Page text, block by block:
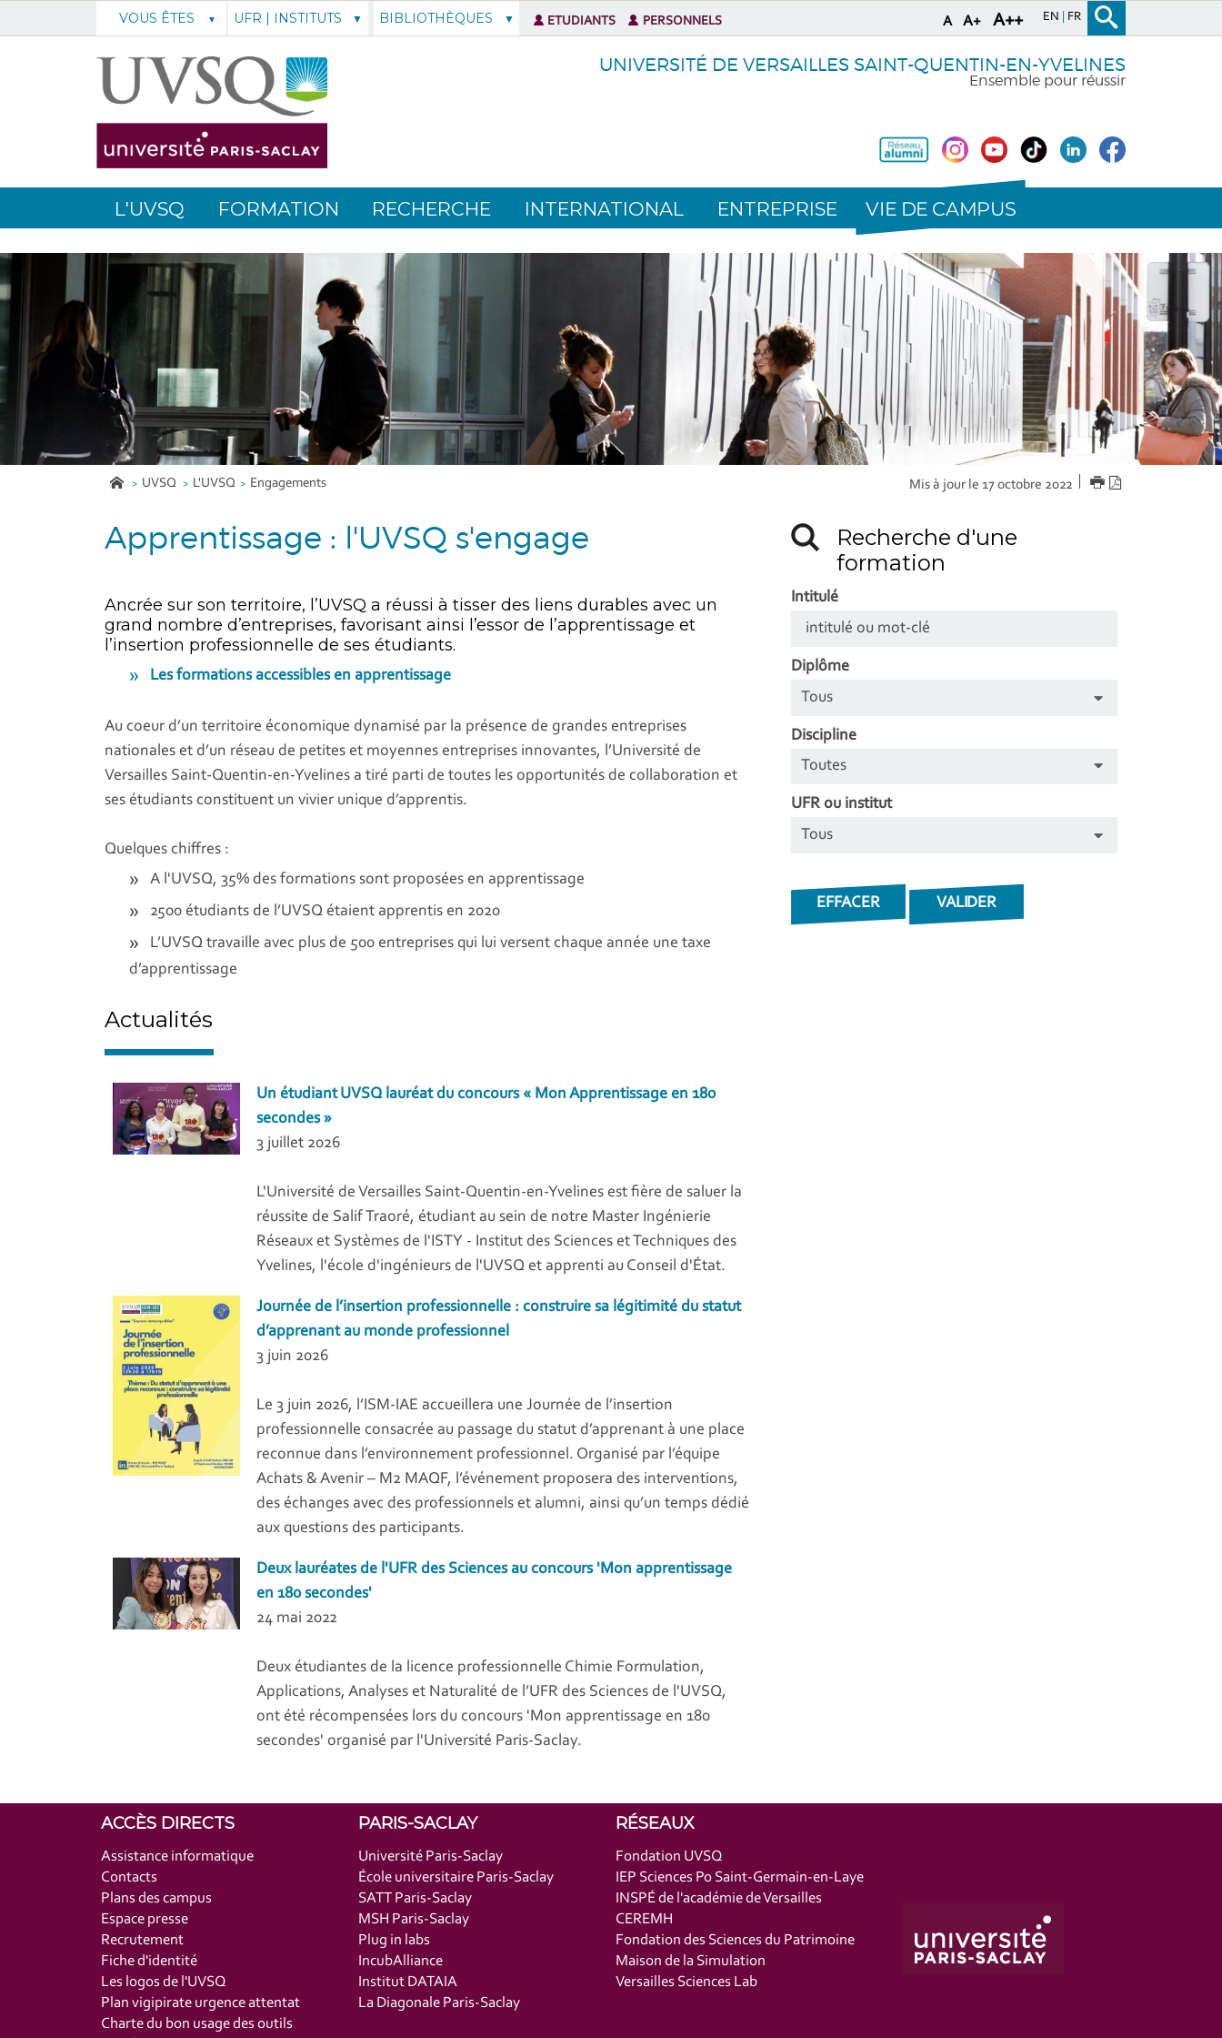
A A+ A++ EN FR
VOUS ÊTES
UNIVERSITÉ DE VERSAILLES SAINT-QUENTIN-EN-YVELINES
Ensemble pour réussir
L'UVSQ FORMATION RECHERCHE INTERNATIONAL ENTREPRISE VIE DE CAMPUS
UVSQ L'UVSQ Engagements Mis à jour le 17 octobre 2022 IMPRIMER
Apprentissage : l'UVSQ s'engage
Ancrée sur son territoire, l’UVSQ a réussi à tisser des liens durables avec un
grand nombre d’entreprises, favorisant ainsi l’essor de l’apprentissage et
l’insertion professionnelle de ses étudiants.
Les formations accessibles en apprentissage
Au coeur d’un territoire économique dynamisé par la présence de grandes entreprises
nationales et d’un réseau de petites et moyennes entreprises innovantes, l’Université de
Versailles Saint-Quentin-en-Yvelines a tiré parti de toutes les opportunités de collaboration et
ses étudiants constituent un vivier unique d’apprentis.
Quelques chiffres :
A l'UVSQ, 35% des formations sont proposées en apprentissage
2500 étudiants de l’UVSQ étaient apprentis en 2020
L’UVSQ travaille avec plus de 500 entreprises qui lui versent chaque année une taxe
d’apprentissage
Actualités
Un étudiant UVSQ lauréat du concours « Mon Apprentissage en 180
secondes »
3 juillet 2026
L'Université de Versailles Saint-Quentin-en-Yvelines est fière de saluer la
réussite de Salif Traoré, étudiant au sein de notre Master Ingénierie
Réseaux et Systèmes de l'ISTY - Institut des Sciences et Techniques des
Yvelines, l'école d'ingénieurs de l'UVSQ et apprenti au Conseil d'État.
Journée de l’insertion professionnelle : construire sa légitimité du statut
d’apprenant au monde professionnel
3 juin 2026
Le 3 juin 2026, l’ISM-IAE accueillera une Journée de l’insertion
professionnelle consacrée au passage du statut d’apprenant à une place
reconnue dans l’environnement professionnel. Organisé par l’équipe
Achats & Avenir – M2 MAQF, l’événement proposera des interventions,
des échanges avec des professionnels et alumni, ainsi qu’un temps dédié
aux questions des participants.
Deux lauréates de l'UFR des Sciences au concours 'Mon apprentissage
en 180 secondes'
24 mai 2022
Deux étudiantes de la licence professionnelle Chimie Formulation,
Applications, Analyses et Naturalité de l’UFR des Sciences de l'UVSQ,
ont été récompensées lors du concours 'Mon apprentissage en 180
secondes' organisé par l'Université Paris-Saclay.
Recherche d'une
formation
Intitulé
Diplôme
Discipline
UFR ou institut
UFR | INSTITUTS BIBLIOTHÈQUES ETUDIANTS PERSONNELS
ACCÈS DIRECTS
Assistance informatique
Contacts
Plans des campus
Espace presse
Recrutement
Fiche d'identité
Les logos de l'UVSQ
Plan vigipirate urgence attentat
Charte du bon usage des outils
PARIS-SACLAY
Université Paris-Saclay
École universitaire Paris-Saclay
SATT Paris-Saclay
MSH Paris-Saclay
Plug in labs
IncubAlliance
Institut DATAIA
La Diagonale Paris-Saclay
RÉSEAUX
Fondation UVSQ
IEP Sciences Po Saint-Germain-en-Laye
INSPÉ de l'académie de Versailles
CEREMH
Fondation des Sciences du Patrimoine
Maison de la Simulation
Versailles Sciences Lab